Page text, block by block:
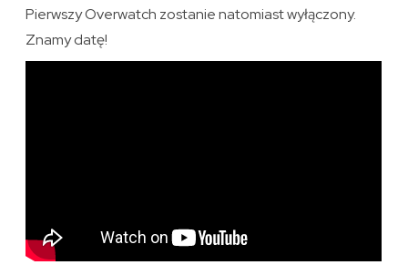
Pierwszy Overwatch zostanie natomiast wyłączony.
Znamy datę!